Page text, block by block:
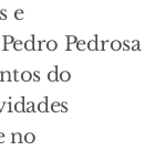
e
Pedrosa
do
no